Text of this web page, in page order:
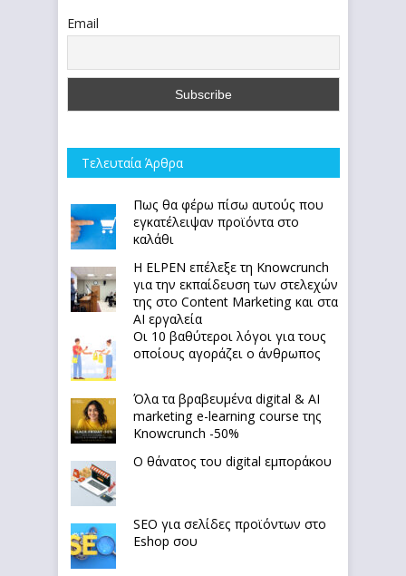
Email
Τελευταία Άρθρα
Πως θα φέρω πίσω αυτούς που
εγκατέλειψαν προϊόντα στο
καλάθι
Η ELPEN επέλεξε τη Knowcrunch
για την εκπαίδευση των στελεχών
της στο Content Marketing και στα
AI εργαλεία
Οι 10 βαθύτεροι λόγοι για τους
οποίους αγοράζει ο άνθρωπος
Όλα τα βραβευμένα digital & AI
marketing e-learning course της
Knowcrunch -50%
Ο θάνατος του digital εμποράκου
SEO για σελίδες προϊόντων στο
Eshop σου